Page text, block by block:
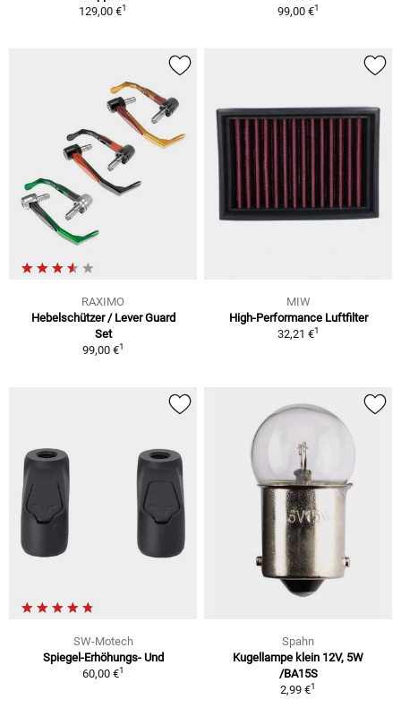
129,00 €1
99,00 €1
RAXIMO
Hebelschützer / Lever Guard
Set
99,00 €1
MIW
High-Performance Luftfilter
32,21 €1
SW-Motech
Spiegel-Erhöhungs- Und
60,00 €1
Spahn
Kugellampe klein 12V, 5W
/BA15S
2,99 €1